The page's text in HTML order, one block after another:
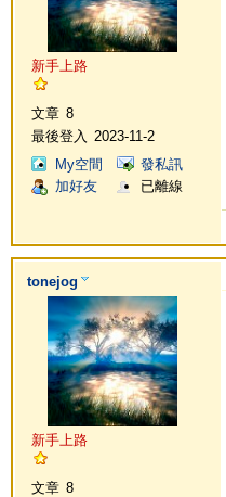
新手上路
文章 8
最後登入
2023-11-2
My空間
發私訊
加好友
已離線
tonejog
新手上路
文章 8